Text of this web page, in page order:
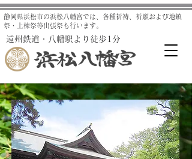
静岡県浜松市の浜松八幡宮では、各種祈祷、祈願および地鎮
祭・上棟祭等出張祭も行います。
遠州鉄道・八幡駅より徒歩1分